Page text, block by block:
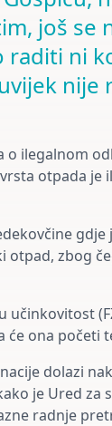
još se
ni
nije
o ilegalnom
otpada
zbog
učinkovitost
ona početi
dolazi
je Ured za
radnje